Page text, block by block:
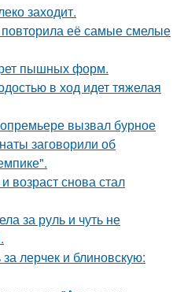
заходит.
её самые смелые
пышных форм.
в ход идет тяжелая
вызвал бурное
заговорили об
возраст снова стал
за руль и чуть не
лерчек и блиновскую: